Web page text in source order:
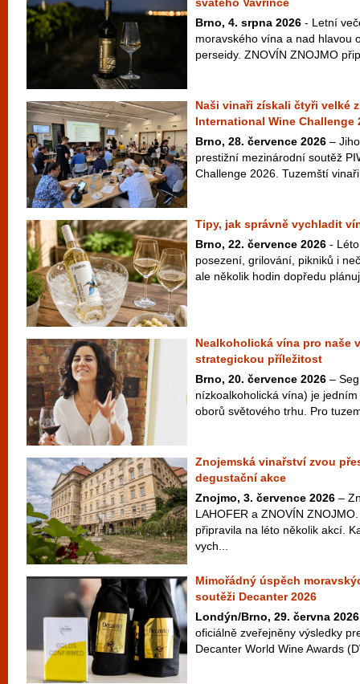
Brno, 4. srpna 2026 - Letní
moravského vína a nad hlavou
perseidy. ZNOVÍN ZNOJMO
Naši vinaři získali čtyři velké
International Wine Challenge
Brno, 28. července 2026 –
prestižní mezinárodní soutěž
Challenge 2026. Tuzemští
Tipy, jak správně vychladit
Brno, 22. července 2026 -
posezení, grilování, pikniků i
ale několik hodin dopředu
Nealkoholická vína pro naše
strategickou příležitost
Brno, 20. července 2026 –
nízkoalkoholická vína) je
oborů světového trhu. Pro
Znojemská vinařství zvou
degustační akce
Znojmo, 3. července 2026 –
LAHOFER a ZNOVÍN
připravila na léto několik akcí.
vych...
Mimořádný úspěch
soutěži Decanter 2026
Londýn/Brno, 29. června 2026
oficiálně zveřejněny výsledky
Decanter World Wine Awards